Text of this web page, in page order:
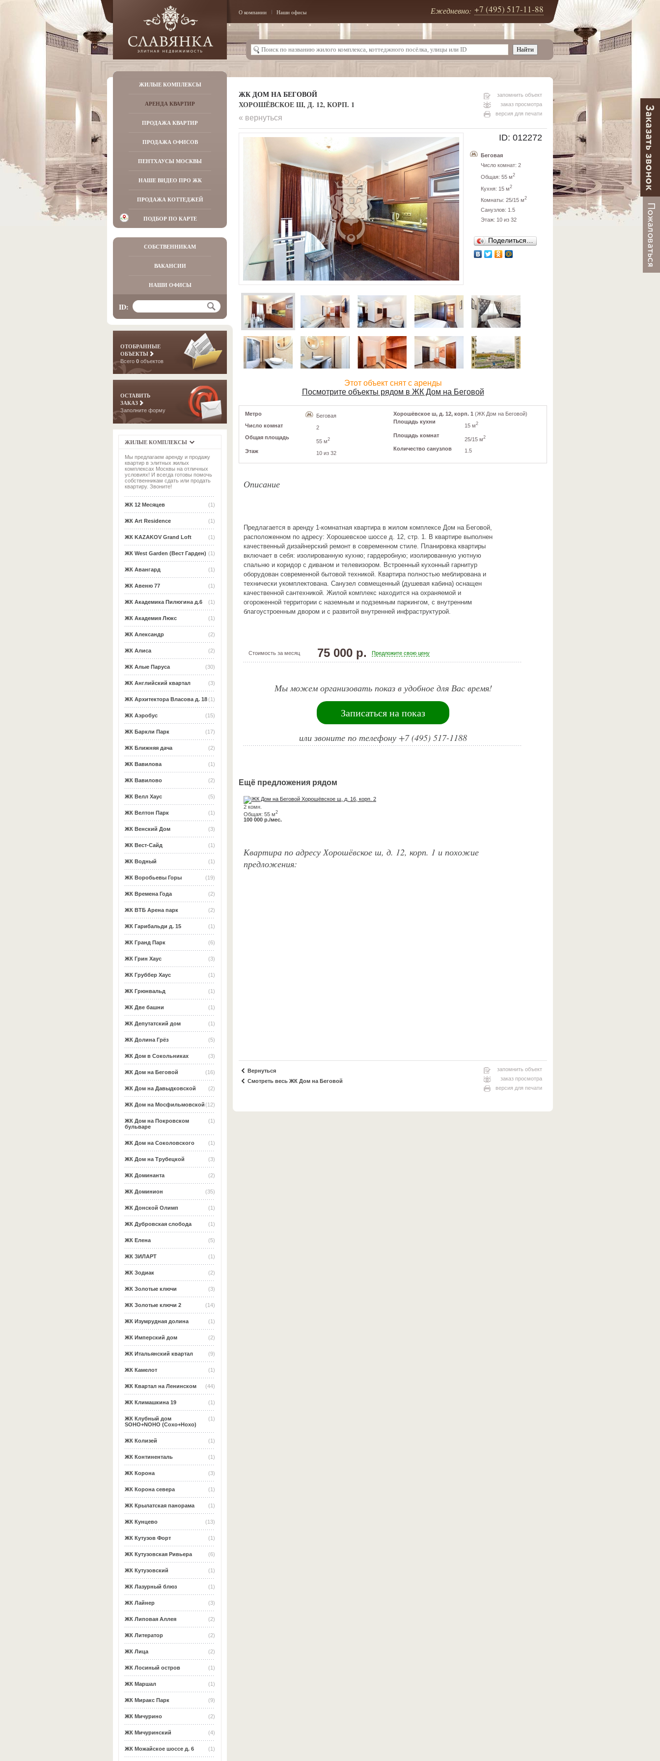
О компании Наши офисы Ежедневно: +7 (495) 517-11-88
ЖИЛЫЕ КОМПЛЕКСЫ
АРЕНДА КВАРТИР
ПРОДАЖА КВАРТИР
ПРОДАЖА ОФИСОВ
ПЕНТХАУСЫ МОСКВЫ
НАШЕ ВИДЕО ПРО ЖК
ПРОДАЖА КОТТЕДЖЕЙ
ПОДБОР ПО КАРТЕ
СОБСТВЕННИКАМ
ВАКАНСИИ
НАШИ ОФИСЫ
ID:
ОТОБРАННЫЕ
ОБЪЕКТЫ
Всего 0 объектов
ОСТАВИТЬ
ЗАКАЗ
Заполните форму
ЖИЛЫЕ КОМПЛЕКСЫ
Мы предлагаем аренду и продажу
квартир в элитных жилых
комплексах Москвы на отличных
условиях! И всегда готовы помочь
собственникам сдать или продать
квартиру. Звоните!
(1)
ЖК 12 Месяцев
(1)
ЖК Art Residence
(1)
ЖК KAZAKOV Grand Loft
(1)
ЖК West Garden (Вест Гарден)
(1)
ЖК Авангард
(1)
ЖК Авеню 77
(1)
ЖК Академика Пилюгина д.6
(1)
ЖК Академия Люкс
(2)
ЖК Александр
(2)
ЖК Алиса
(30)
ЖК Алые Паруса
(3)
ЖК Английский квартал
(1)
ЖК Архитектора Власова д. 18
(15)
ЖК Аэробус
(17)
ЖК Баркли Парк
(2)
ЖК Ближняя дача
(1)
ЖК Вавилова
(2)
ЖК Вавилово
(5)
ЖК Велл Хаус
(1)
ЖК Велтон Парк
(3)
ЖК Венский Дом
(1)
ЖК Вест-Сайд
(1)
ЖК Водный
(19)
ЖК Воробьевы Горы
(2)
ЖК Времена Года
(2)
ЖК ВТБ Арена парк
(1)
ЖК Гарибальди д. 15
(6)
ЖК Гранд Парк
(3)
ЖК Грин Хаус
(1)
ЖК Груббер Хаус
(1)
ЖК Грюнвальд
(1)
ЖК Две башни
(1)
ЖК Депутатский дом
(5)
ЖК Долина Грёз
(3)
ЖК Дом в Сокольниках
(16)
ЖК Дом на Беговой
(2)
ЖК Дом на Давыдковской
(12)
ЖК Дом на Мосфильмовской
(1)
ЖК Дом на Покровском
бульваре
(1)
ЖК Дом на Соколовского
(3)
ЖК Дом на Трубецкой
(2)
ЖК Доминанта
(35)
ЖК Доминион
(1)
ЖК Донской Олимп
(1)
ЖК Дубровская слобода
(5)
ЖК Елена
(1)
ЖК ЗИЛАРТ
(2)
ЖК Зодиак
(3)
ЖК Золотые ключи
(14)
ЖК Золотые ключи 2
(1)
ЖК Изумрудная долина
(2)
ЖК Имперский дом
(9)
ЖК Итальянский квартал
(1)
ЖК Камелот
(44)
ЖК Квартал на Ленинском
(1)
ЖК Климашкина 19
(1)
ЖК Клубный дом
SOHO+NOHO (Сохо+Нохо)
(1)
ЖК Колизей
(1)
ЖК Континенталь
(3)
ЖК Корона
(1)
ЖК Корона севера
(1)
ЖК Крылатская панорама
(13)
ЖК Кунцево
(1)
ЖК Кутузов Форт
(6)
ЖК Кутузовская Ривьера
(1)
ЖК Кутузовский
(1)
ЖК Лазурный блюз
(3)
ЖК Лайнер
(2)
ЖК Липовая Аллея
(2)
ЖК Литератор
(2)
ЖК Лица
(1)
ЖК Лосиный остров
(1)
ЖК Маршал
(9)
ЖК Миракс Парк
(2)
ЖК Мичурино
(4)
ЖК Мичуринский
(1)
ЖК Можайское шоссе д. 6
ЖК ДОМ НА БЕГОВОЙ
ХОРОШЁВСКОЕ Ш, Д. 12, КОРП. 1
запомнить объект
заказ просмотра
версия для печати
« вернуться
ID: 012272
Беговая
Число комнат: 2
Общая: 55 м2
Кухня: 15 м2
Комнаты: 25/15 м2
Санузлов: 1.5
Этаж: 10 из 32
Поделиться…
Этот объект снят с аренды
Посмотрите объекты рядом в ЖК Дом на Беговой
Метро
Беговая
Число комнат
2
Общая площадь
55 м2
Этаж 10 из 32
Хорошёвское ш, д. 12, корп. 1 (ЖК Дом на Беговой)
Площадь кухни
15 м2
Площадь комнат
25/15 м2
Количество санузлов 1.5
Описание
Предлагается в аренду 1-комнатная квартира в жилом комплексе Дом на Беговой,
расположенном по адресу: Хорошевское шоссе д. 12, стр. 1. В квартире выполнен
качественный дизайнерский ремонт в современном стиле. Планировка квартиры
включает в себя: изолированную кухню; гардеробную; изолированную уютную
спальню и коридор с диваном и телевизором. Встроенный кухонный гарнитур
оборудован современной бытовой техникой. Квартира полностью меблирована и
технически укомплектована. Санузел совмещенный (душевая кабина) оснащен
качественной сантехникой. Жилой комплекс находится на охраняемой и
огороженной территории с наземным и подземным паркингом, с внутренним
благоустроенным двором и с развитой внутренней инфраструктурой.
Стоимость за месяц 75 000 р. Предложите свою цену
Мы можем организовать показ в удобное для Вас время!
Записаться на показ
или звоните по телефону +7 (495) 517-1188
Ещё предложения рядом
2 комн.
Общая: 55 м2
100 000 р./мес.
Квартира по адресу Хорошёвское ш, д. 12, корп. 1 и похожие
предложения:
Вернуться
Смотреть весь ЖК Дом на Беговой
запомнить объект
заказ просмотра
версия для печати